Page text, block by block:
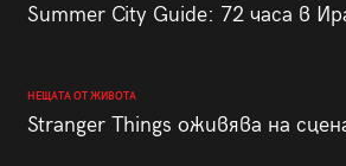
Summer City Guide: 72 часа в
НЕЩАТА ОТ ЖИВОТА
Stranger Things оживява на